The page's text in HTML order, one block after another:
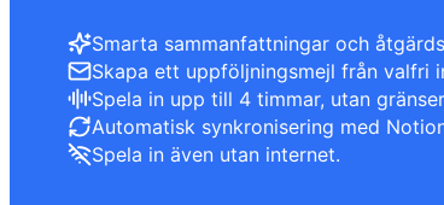
Smarta sammanfattningar och
Skapa ett uppföljningsmejl från valfri
Spela in upp till 4 timmar, utan
Automatisk synkronisering med
Spela in även utan internet.